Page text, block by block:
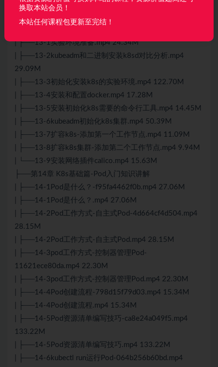
| ├──13-17安装metrics-server服务.mp4 19.42M
| ├──13-18kubectl top命令.mp4 4.75M
| ├──13-1实验环境准备.mp4 24.34M
| ├──13-2kubeadm和二进制安装k8sd对比分析.mp4
29.09M
| ├──13-3初始化安装k8s的实验环境.mp4 122.70M
| ├──13-4安装和配置docker.mp4 17.28M
| ├──13-5安装初始化k8s需要的命令行工具.mp4 14.45M
| ├──13-6kubeadm初始化k8s集群.mp4 50.39M
| ├──13-7扩容k8s-添加第一个工作节点.mp4 11.09M
| ├──13-8扩容k8s集群-添加第二个工作节点.mp4 9.94M
| └──13-9安装网络插件calico.mp4 15.63M
├──第14章 K8s基础篇-Pod入门知识讲解
| ├──14-1Pod是什么？-f95fa4462f0b.mp4 27.06M
| ├──14-1Pod是什么？.mp4 27.06M
| ├──14-2Pod工作方式-自主式Pod-4d664cf4d504.mp4
28.15M
| ├──14-2Pod工作方式-自主式Pod.mp4 28.15M
| ├──14-3pod工作方式-控制器管理Pod-
11621ece80da.mp4 22.30M
| ├──14-3pod工作方式-控制器管理Pod.mp4 22.30M
| ├──14-4Pod创建流程-798d15f79d03.mp4 15.34M
| ├──14-4Pod创建流程.mp4 15.34M
| ├──14-5Pod资源清单编写技巧-ca8e24a049f5.mp4
133.22M
| ├──14-5Pod资源清单编写技巧.mp4 133.22M
| ├──14-6kubectl run运行Pod-064b256b60bd.mp4
换取本站会员！
本站任何课程包更新至完结！